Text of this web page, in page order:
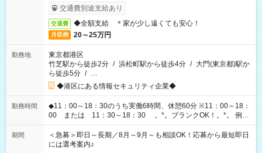
交通費別途支給あり
交通費 ◆全額支給 ＊家が少し遠くても安心！
月収例 20～25万円
勤務地
東京都港区
竹芝駅から徒歩2分 / 浜松町駅から徒歩4分 / 大門(東京都)駅か
ら徒歩5分 / …
◆港区にある情報セキュリティ企業◆
勤務時間
◆11：00～18：30のうち実働6時間、休憩60分 ※11：00～18：
00 または 11：30～18：30 。*。ブランクOK！。*。 例え
ば前職が、 在宅/財団法人/事務/コールセンター/受付/販売/カフェ
スタッフ スイーツ販売/ホテルフロント/化粧品販売/など 様々な
業界から入社して活躍されています♪
期間
＜急募＞即日～長期／8月～9月～も相談OK！応募から最短即日
には選考案内♪